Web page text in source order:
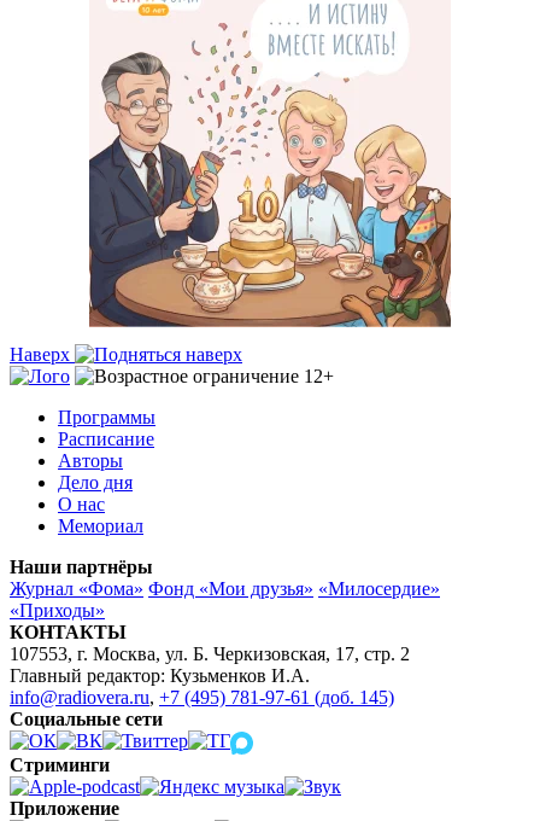
Наверх
Программы
Расписание
Авторы
Дело дня
О нас
Мемориал
Наши партнёры
Журнал «Фома» Фонд «Мои друзья» «Милосердие»
«Приходы»
КОНТАКТЫ
107553, г. Москва, ул. Б. Черкизовская, 17, стр. 2
Главный редактор: Кузьменков И.А.
info@radiovera.ru, +7 (495) 781-97-61 (доб. 145)
Социальные сети
Стриминги
Приложение